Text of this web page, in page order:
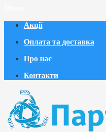
Акції
Оплата та доставка
Про нас
Контакти